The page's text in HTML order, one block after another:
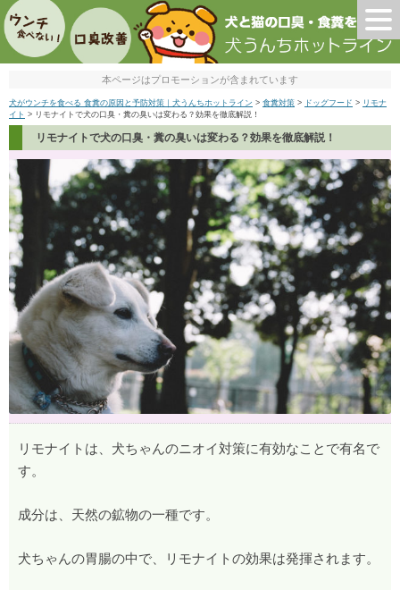
本ページはプロモーションが含まれています
犬がウンチを食べる 食糞の原因と予防対策｜犬うんちホットライン > 食糞対策 > ドッグフード > リモナ
イト > リモナイトで犬の口臭・糞の臭いは変わる？効果を徹底解説！
リモナイトで犬の口臭・糞の臭いは変わる？効果を徹底解説！
リモナイトは、犬ちゃんのニオイ対策に有効なことで有名で
す。
成分は、天然の鉱物の一種です。
犬ちゃんの胃腸の中で、リモナイトの効果は発揮されます。